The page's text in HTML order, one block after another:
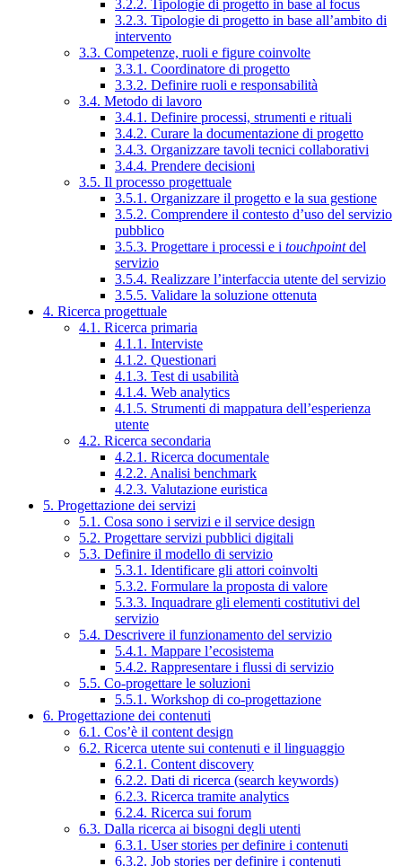
3.2.2. Tipologie di progetto in base al focus
3.2.3. Tipologie di progetto in base all’ambito di
intervento
3.3. Competenze, ruoli e figure coinvolte
3.3.1. Coordinatore di progetto
3.3.2. Definire ruoli e responsabilità
3.4. Metodo di lavoro
3.4.1. Definire processi, strumenti e rituali
3.4.2. Curare la documentazione di progetto
3.4.3. Organizzare tavoli tecnici collaborativi
3.4.4. Prendere decisioni
3.5. Il processo progettuale
3.5.1. Organizzare il progetto e la sua gestione
3.5.2. Comprendere il contesto d’uso del servizio
pubblico
3.5.3. Progettare i processi e i touchpointdel
servizio
3.5.4. Realizzare l’interfaccia utente del servizio
3.5.5. Validare la soluzione ottenuta
4. Ricerca progettuale
4.1. Ricerca primaria
4.1.1. Interviste
4.1.2. Questionari
4.1.3. Test di usabilità
4.1.4. Web analytics
4.1.5. Strumenti di mappatura dell’esperienza
utente
4.2. Ricerca secondaria
4.2.1. Ricerca documentale
4.2.2. Analisi benchmark
4.2.3. Valutazione euristica
5. Progettazione dei servizi
5.1. Cosa sono i servizi e il service design
5.2. Progettare servizi pubblici digitali
5.3. Definire il modello di servizio
5.3.1. Identificare gli attori coinvolti
5.3.2. Formulare la proposta di valore
5.3.3. Inquadrare gli elementi costitutivi del
servizio
5.4. Descrivere il funzionamento del servizio
5.4.1. Mappare l’ecosistema
5.4.2. Rappresentare i flussi di servizio
5.5. Co-progettare le soluzioni
5.5.1. Workshop di co-progettazione
6. Progettazione dei contenuti
6.1. Cos’è il content design
6.2. Ricerca utente sui contenuti e il linguaggio
6.2.1. Content discovery
6.2.2. Dati di ricerca (search keywords)
6.2.3. Ricerca tramite analytics
6.2.4. Ricerca sui forum
6.3. Dalla ricerca ai bisogni degli utenti
6.3.1. User stories per definire i contenuti
6.3.2. Job stories per definire i contenuti